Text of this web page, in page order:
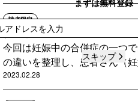
読者限定
切迫早産の治療について 〜日
今回は妊娠中の合併症の一つ
の違いを整理し、患者さん（
2023.02.28
まずは無料登録
スキップ